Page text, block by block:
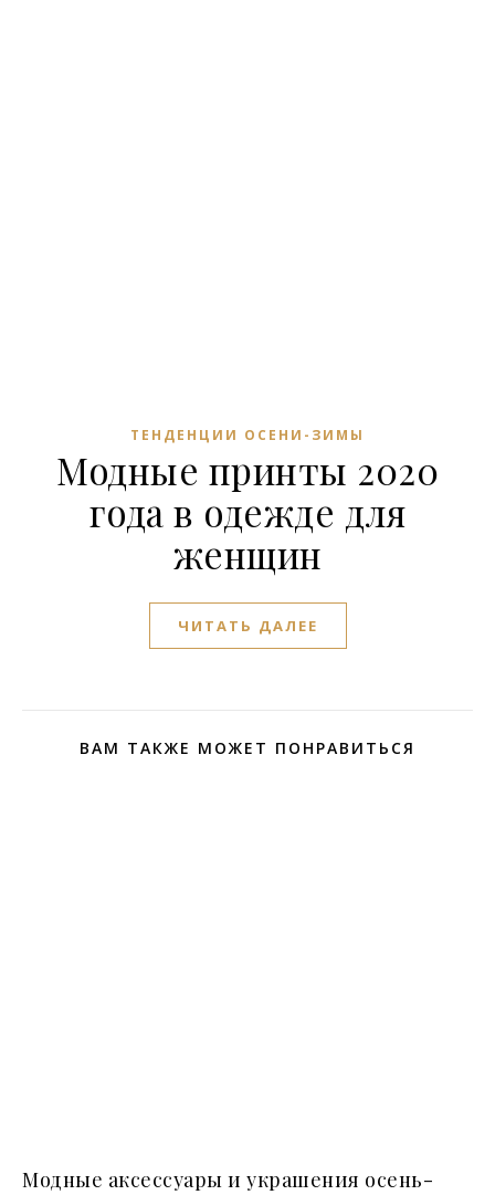
ТЕНДЕНЦИИ ОСЕНИ-ЗИМЫ
Модные принты 2020
года в одежде для
женщин
ЧИТАТЬ ДАЛЕЕ
ВАМ ТАКЖЕ МОЖЕТ ПОНРАВИТЬСЯ
Модные аксессуары и украшения осень-